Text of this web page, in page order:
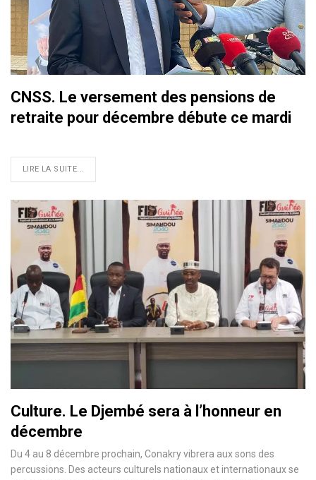
CNSS. Le versement des pensions de
retraite pour décembre débute ce mardi
LIRE LA SUITE...
Culture. Le Djembé sera à l’honneur en
décembre
Du 4 au 8 décembre prochain, Conakry vibrera aux sons des
percussions. Des acteurs culturels nationaux et internationaux se